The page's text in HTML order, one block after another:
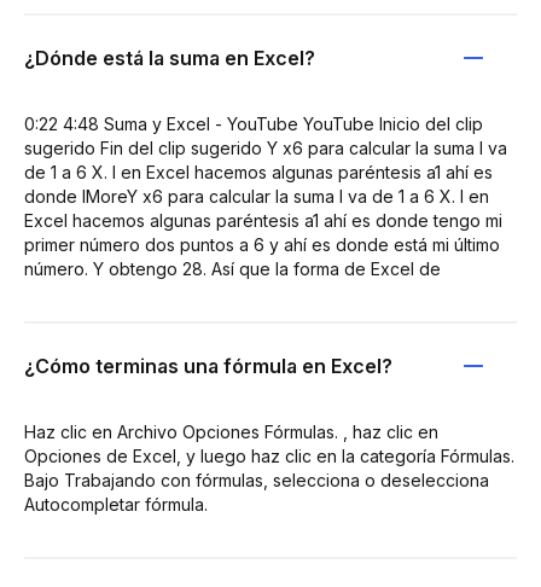
¿Dónde está la suma en Excel?
0:22 4:48 Suma y Excel - YouTube YouTube Inicio del clip
sugerido Fin del clip sugerido Y x6 para calcular la suma I va
de 1 a 6 X. I en Excel hacemos algunas paréntesis a1 ahí es
donde IMoreY x6 para calcular la suma I va de 1 a 6 X. I en
Excel hacemos algunas paréntesis a1 ahí es donde tengo mi
primer número dos puntos a 6 y ahí es donde está mi último
número. Y obtengo 28. Así que la forma de Excel de
¿Cómo terminas una fórmula en Excel?
Haz clic en Archivo Opciones Fórmulas. , haz clic en
Opciones de Excel, y luego haz clic en la categoría Fórmulas.
Bajo Trabajando con fórmulas, selecciona o deselecciona
Autocompletar fórmula.